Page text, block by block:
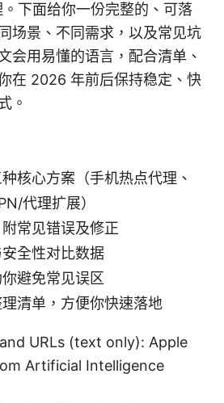
下面给你一份完整的、可落
场景、不同需求，以及常见坑
会用易懂的语言，配合清单、
在 2026 年前后保持稳定、快
。
核心方案（手机热点代理、
代理扩展）
常见错误及修正
全性对比数据
避免常见误区
清单，方便你快速落地
URLs (text only): Apple
Artificial Intelligence